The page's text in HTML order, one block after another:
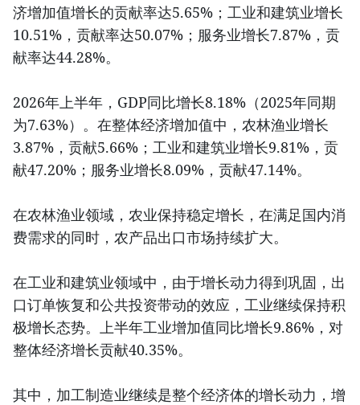
济增加值增长的贡献率达5.65%；工业和建筑业增长
10.51%，贡献率达50.07%；服务业增长7.87%，贡
献率达44.28%。
2026年上半年，GDP同比增长8.18%（2025年同期
为7.63%）。在整体经济增加值中，农林渔业增长
3.87%，贡献5.66%；工业和建筑业增长9.81%，贡
献47.20%；服务业增长8.09%，贡献47.14%。
在农林渔业领域，农业保持稳定增长，在满足国内消
费需求的同时，农产品出口市场持续扩大。
在工业和建筑业领域中，由于增长动力得到巩固，出
口订单恢复和公共投资带动的效应，工业继续保持积
极增长态势。上半年工业增加值同比增长9.86%，对
整体经济增长贡献40.35%。
其中，加工制造业继续是整个经济体的增长动力，增